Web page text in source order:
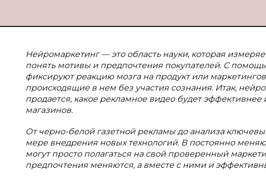
Нейромаркетинг — это область науки, которая
понять мотивы и предпочтения покупателей. С
фиксируют реакцию мозга на продукт или
происходящие в нем без участия сознания. Итак,
продается, какое рекламное видео будет
магазинов.
От черно-белой газетной рекламы до анализа
мере внедрения новых технологий. В постоянно
могут просто полагаться на свой проверенный
предпочтения меняются, а вместе с ними и